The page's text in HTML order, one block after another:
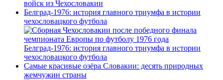
войск из Чехословакии
Белград-1976: история главного триумфа в истории
чехословацкого футбола
Белград-1976: история главного триумфа в истории
чехословацкого футбола
Самые красивые озёра Словакии: десять природных
жемчужин страны